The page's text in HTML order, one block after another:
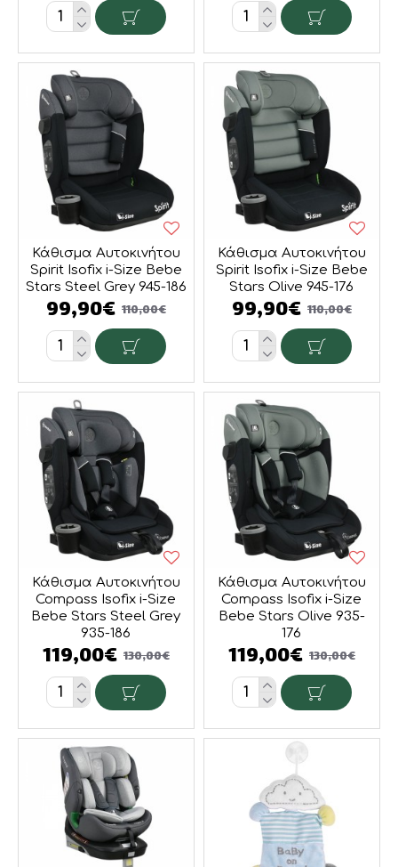
Κάθισμα Αυτοκινήτου
Spirit Isofix i-Size Bebe
Stars Steel Grey 945-186
99,90€ 110,00€
Κάθισμα Αυτοκινήτου
Spirit Isofix i-Size Bebe
Stars Olive 945-176
99,90€ 110,00€
Κάθισμα Αυτοκινήτου
Compass Isofix i-Size
Bebe Stars Steel Grey
935-186
119,00€ 130,00€
Κάθισμα Αυτοκινήτου
Compass Isofix i-Size
Bebe Stars Olive 935-
176
119,00€ 130,00€